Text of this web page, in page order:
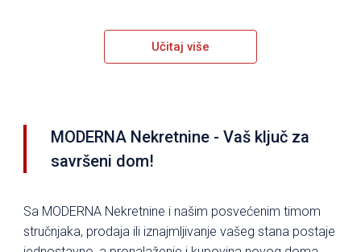
Učitaj više
MODERNA Nekretnine - Vaš ključ za
savršeni dom!
Sa MODERNA Nekretnine i našim posvećenim timom
stručnjaka, prodaja ili iznajmljivanje vašeg stana postaje